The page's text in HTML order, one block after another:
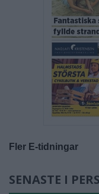
Fler E-tidningar
SENASTE I